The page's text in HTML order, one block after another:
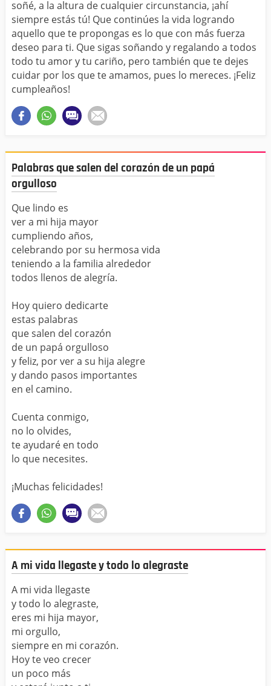
soñé, a la altura de cualquier circunstancia, ¡ahí
siempre estás tú! Que continúes la vida logrando
aquello que te propongas es lo que con más fuerza
deseo para ti. Que sigas soñando y regalando a todos
todo tu amor y tu cariño, pero también que te dejes
cuidar por los que te amamos, pues lo mereces. ¡Feliz
cumpleaños!
Palabras que salen del corazón de un papá
orgulloso
Que lindo es
ver a mi hija mayor
cumpliendo años,
celebrando por su hermosa vida
teniendo a la familia alrededor
todos llenos de alegría.
Hoy quiero dedicarte
estas palabras
que salen del corazón
de un papá orgulloso
y feliz, por ver a su hija alegre
y dando pasos importantes
en el camino.
Cuenta conmigo,
no lo olvides,
te ayudaré en todo
lo que necesites.
¡Muchas felicidades!
A mi vida llegaste y todo lo alegraste
A mi vida llegaste
y todo lo alegraste,
eres mi hija mayor,
mi orgullo,
siempre en mi corazón.
Hoy te veo crecer
un poco más